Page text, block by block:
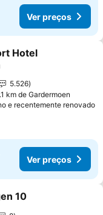
Ver preços
aos favoritos
Hotel
5.526
km de Gardermoen
e recentemente renovado
Ver preços
aos favoritos
10